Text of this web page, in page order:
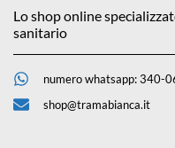
Lo shop online
sanitario
numero whatsapp: 340-
shop@tramabianca.it